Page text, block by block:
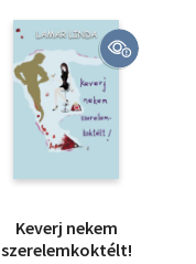
Keverj nekem
szerelemkoktélt!